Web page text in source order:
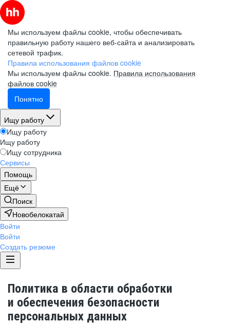
Мы используем файлы cookie, чтобы обеспечивать
правильную работу нашего веб-сайта и анализировать
сетевой трафик.
Правила использования файлов cookie
Мы используем файлы cookie. Правила использования
файлов cookie
Понятно
Ищу работу
Ищу работу
Ищу работу
Ищу сотрудника
Сервисы
Помощь
Ещё
Поиск
Новобелокатай
Войти
Войти
Создать резюме
Политика в области обработки
и обеспечения безопасности
персональных данных